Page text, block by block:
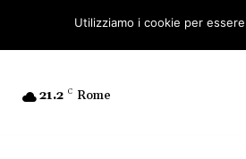
Osservatorio Nazionale Amianto: aderisci
21.2 C Rome
Utilizziamo i cookie per